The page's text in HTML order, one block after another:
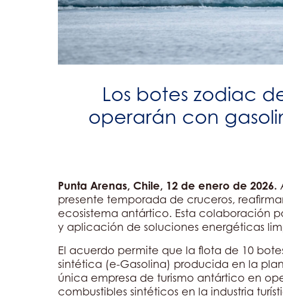
Los botes zodiac
operarán con
Punta Arenas, Chile, 12 de enero de 2026.
presente temporada de cruceros,
ecosistema antártico. Esta colaboración
y aplicación de soluciones energéticas
El acuerdo permite que la flota de 10
sintética (e-Gasolina) producida en la
única empresa de turismo antártico en
combustibles sintéticos en la industria